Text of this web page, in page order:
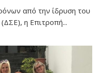
από την ίδρυση του
η Επιτροπή...